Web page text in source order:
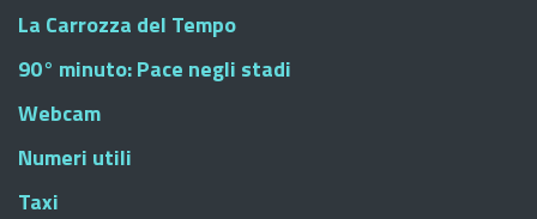
La Carrozza del Tempo
90° minuto: Pace negli stadi
Webcam
Numeri utili
Taxi